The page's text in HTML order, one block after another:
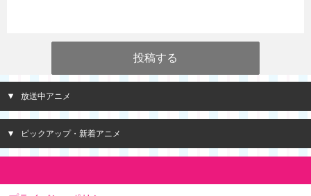
放送中アニメ
ピックアップ・新着アニメ